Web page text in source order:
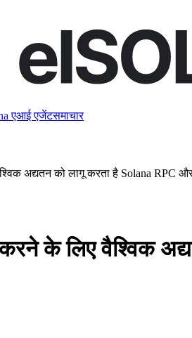
एआई एजेंटसमाचार
अद्यतन को लागू करता है Solana RPC
के लिए वैश्विक